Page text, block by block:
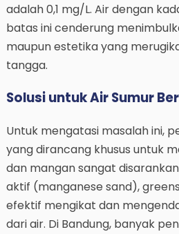
adalah 0,1 mg/L. Air dengan
batas ini cenderung
maupun estetika yang
tangga.
Solusi untuk Air Sumur
Untuk mengatasi masalah ini,
yang dirancang khusus untuk
dan mangan sangat
aktif (manganese sand),
efektif mengikat dan
dari air. Di Bandung, banyak